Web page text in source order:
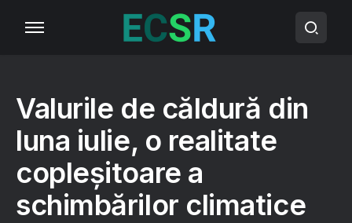
Valurile de căldură din
luna iulie, o realitate
copleșitoare a
schimbărilor climatice